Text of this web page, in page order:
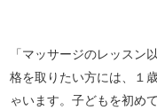
「マッサージのレッスン
格を取りたい方には、１
ゃいます。子どもを初め